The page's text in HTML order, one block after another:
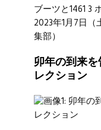
ブーツと1461 3
2023年1月7日
集部）
卯年の到来
レクション